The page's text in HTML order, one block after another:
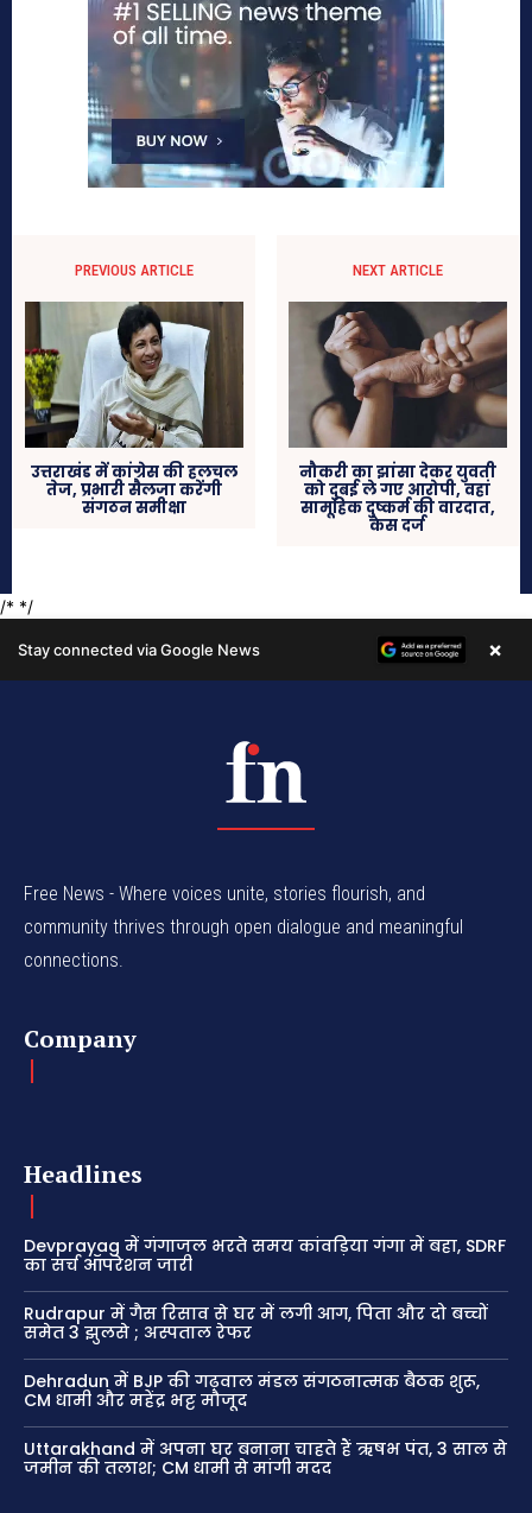
Free News - Where voices unite, stories flourish, and
community thrives through open dialogue and meaningful
connections.
Company
Headlines
Devprayag में गंगाजल भरते समय कांवड़िया गंगा में बहा, SDRF
का सर्च ऑपरेशन जारी
Rudrapur में गैस रिसाव से घर में लगी आग, पिता और दो बच्चों
समेत 3 झुलसे ; अस्पताल रेफर
Dehradun में BJP की गढ़वाल मंडल संगठनात्मक बैठक शुरू,
CM धामी और महेंद्र भट्ट मौजूद
Uttarakhand में अपना घर बनाना चाहते हैं ऋषभ पंत, 3 साल से
जमीन की तलाश; CM धामी से मांगी मदद